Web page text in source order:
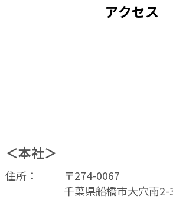
アクセス
＜本社＞
住所：
〒274-0067
千葉県船橋市大穴南2-